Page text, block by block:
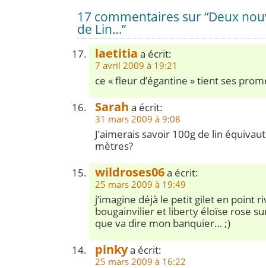
17 commentaires sur “Deux
de Lin…”
laetitia a écrit:
7 avril 2009 à 19:21
ce « fleur d’égantine » tient ses
Sarah a écrit:
31 mars 2009 à 9:08
J’aimerais savoir 100g de lin
mètres?
wildroses06a écrit:
25 mars 2009 à 19:49
j’imagine déjà le petit gilet en point
bougainvilier et liberty éloïse rose
que va dire mon banquier… ;)
pinkya écrit:
25 mars 2009 à 16:22